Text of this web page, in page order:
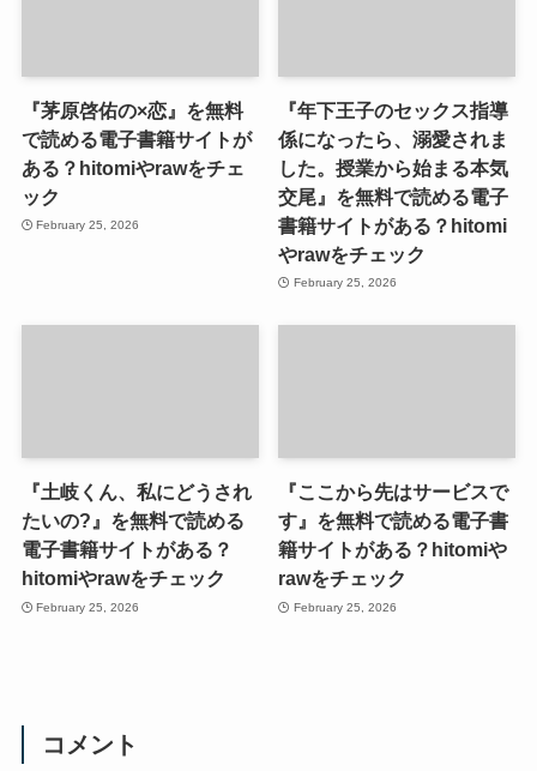
『茅原啓佑の×恋』を無料
で読める電子書籍サイトが
ある？hitomiやrawをチェ
ック
February 25, 2026
『年下王子のセックス指導
係になったら、溺愛されま
した。授業から始まる本気
交尾』を無料で読める電子
書籍サイトがある？hitomi
やrawをチェック
February 25, 2026
『土岐くん、私にどうされ
たいの?』を無料で読める
電子書籍サイトがある？
hitomiやrawをチェック
February 25, 2026
『ここから先はサービスで
す』を無料で読める電子書
籍サイトがある？hitomiや
rawをチェック
February 25, 2026
コメント